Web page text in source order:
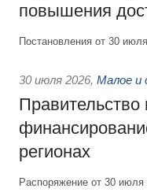
повышения
Постановления от 30
30 июля 2026, Малое и
регионах
Распоряжение от 30